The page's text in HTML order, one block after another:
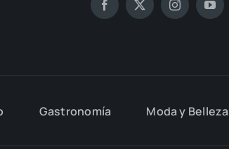
Gas­tro­no­mía Moda y Belle­za